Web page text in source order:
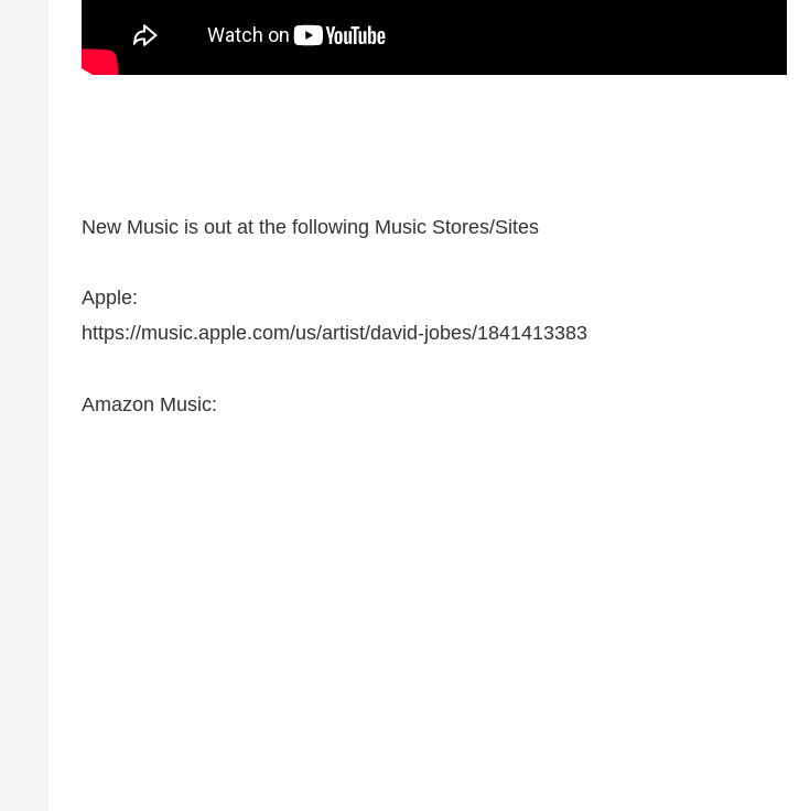
New Music is out at the following Music Stores/Sites
Apple:
https://music.apple.com/us/artist/david-jobes/1841413383
Amazon Music: